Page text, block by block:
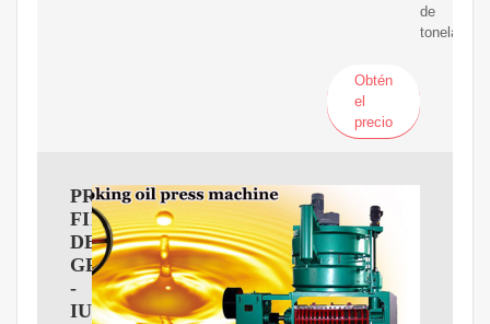
de
toneladas.
Obtén
el
precio
PROYECTO
FINAL
DE
GRADO
-
IUA